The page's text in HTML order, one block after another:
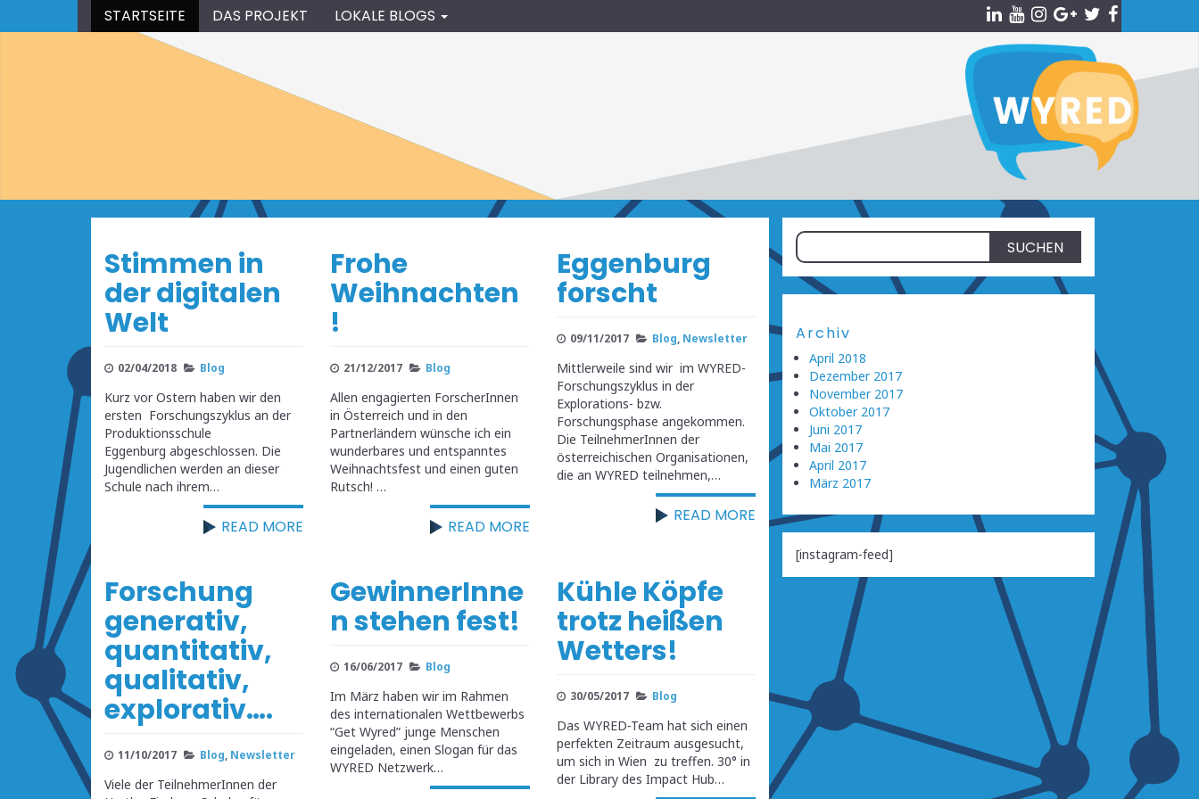
STARTSEITE DAS PROJEKT LOKALE BLOGS
Stimmen in
der digitalen
Welt
02/04/2018 Blog
Kurz vor Ostern haben wir den
ersten Forschungszyklus an der
Produktionsschule
Eggenburg abgeschlossen. Die
Jugendlichen werden an dieser
Schule nach ihrem…
READ MORE
Frohe
Weihnachten
!
21/12/2017 Blog
Allen engagierten ForscherInnen
in Österreich und in den
Partnerländern wünsche ich ein
wunderbares und entspanntes
Weihnachtsfest und einen guten
Rutsch! …
READ MORE
Eggenburg
forscht
09/11/2017 Blog Newsletter
Mittlerweile sind wir im WYRED-
Forschungszyklus in der
Explorations- bzw.
Forschungsphase angekommen.
Die TeilnehmerInnen der
österreichischen Organisationen,
die an WYRED teilnehmen,…
READ MORE
Forschung
generativ,
quantitativ,
qualitativ,
explorativ….
11/10/2017 Blog Newsletter
Viele der TeilnehmerInnen der
GewinnerInne
n stehen fest!
16/06/2017 Blog
Im März haben wir im Rahmen
des internationalen Wettbewerbs
“Get Wyred” junge Menschen
eingeladen, einen Slogan für das
WYRED Netzwerk…
Kühle Köpfe
trotz heißen
Wetters!
30/05/2017 Blog
Das WYRED-Team hat sich einen
perfekten Zeitraum ausgesucht,
um sich in Wien zu treffen. 30° in
der Library des Impact Hub…
Suchen
nach:
Archiv
April 2018
Dezember 2017
November 2017
Oktober 2017
Juni 2017
Mai 2017
April 2017
März 2017
[instagram-feed]